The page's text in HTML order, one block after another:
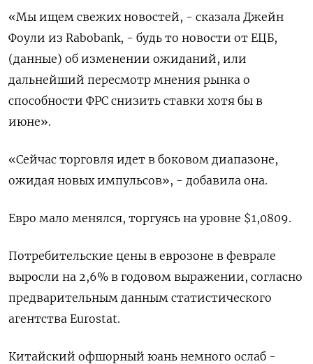
«Мы ищем свежих новостей, - сказала Джейн
Фоули из Rabobank, - будь то новости от ЕЦБ,
(данные) об изменении ожиданий, или
дальнейший пересмотр мнения рынка о
способности ФРС снизить ставки хотя бы в
июне».
«Сейчас торговля идет в боковом диапазоне,
ожидая новых импульсов», - добавила она.
Евро мало менялся, торгуясь на уровне $1,0809​.
Потребительские цены в еврозоне в феврале
выросли на 2,6% в годовом выражении, согласно
предварительным данным статистического
агентства Eurostat.
Китайский офшорный юань немного ослаб -